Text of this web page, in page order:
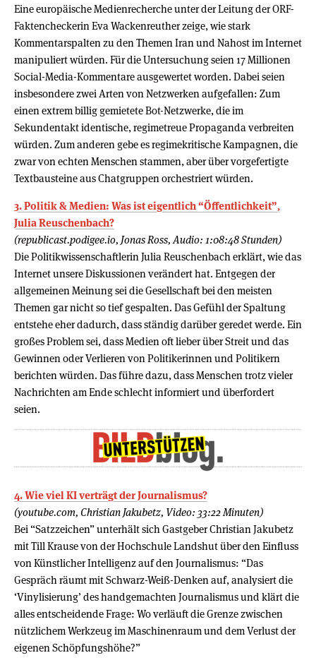
Eine europäische Medienrecherche unter der Leitung der ORF-
Faktencheckerin Eva Wackenreuther zeige, wie stark
Kommentarspalten zu den Themen Iran und Nahost im Internet
manipuliert würden. Für die Untersuchung seien 17 Millionen
Social-Media-Kommentare ausgewertet worden. Dabei seien
insbesondere zwei Arten von Netzwerken aufgefallen: Zum
einen extrem billig gemietete Bot-Netzwerke, die im
Sekundentakt identische, regimetreue Propaganda verbreiten
würden. Zum anderen gebe es regimekritische Kampagnen, die
zwar von echten Menschen stammen, aber über vorgefertigte
Textbausteine aus Chatgruppen orchestriert würden.
3. Politik & Medien: Was ist eigentlich “Öffentlichkeit”,
Julia Reuschenbach?
(republicast.podigee.io, Jonas Ross, Audio: 1:08:48 Stunden)
Die Politikwissenschaftlerin Julia Reuschenbach erklärt, wie das
Internet unsere Diskussionen verändert hat. Entgegen der
allgemeinen Meinung sei die Gesellschaft bei den meisten
Themen gar nicht so tief gespalten. Das Gefühl der Spaltung
entstehe eher dadurch, dass ständig darüber geredet werde. Ein
großes Problem sei, dass Medien oft lieber über Streit und das
Gewinnen oder Verlieren von Politikerinnen und Politikern
berichten würden. Das führe dazu, dass Menschen trotz vieler
Nachrichten am Ende schlecht informiert und überfordert
seien.
4. Wie viel KI verträgt der Journalismus?
(youtube.com, Christian Jakubetz, Video: 33:22 Minuten)
Bei “Satzzeichen” unterhält sich Gastgeber Christian Jakubetz
mit Till Krause von der Hochschule Landshut über den Einfluss
von Künstlicher Intelligenz auf den Journalismus: “Das
Gespräch räumt mit Schwarz-Weiß-Denken auf, analysiert die
‘Vinylisierung’ des handgemachten Journalismus und klärt die
alles entscheidende Frage: Wo verläuft die Grenze zwischen
nützlichem Werkzeug im Maschinenraum und dem Verlust der
eigenen Schöpfungshöhe?”